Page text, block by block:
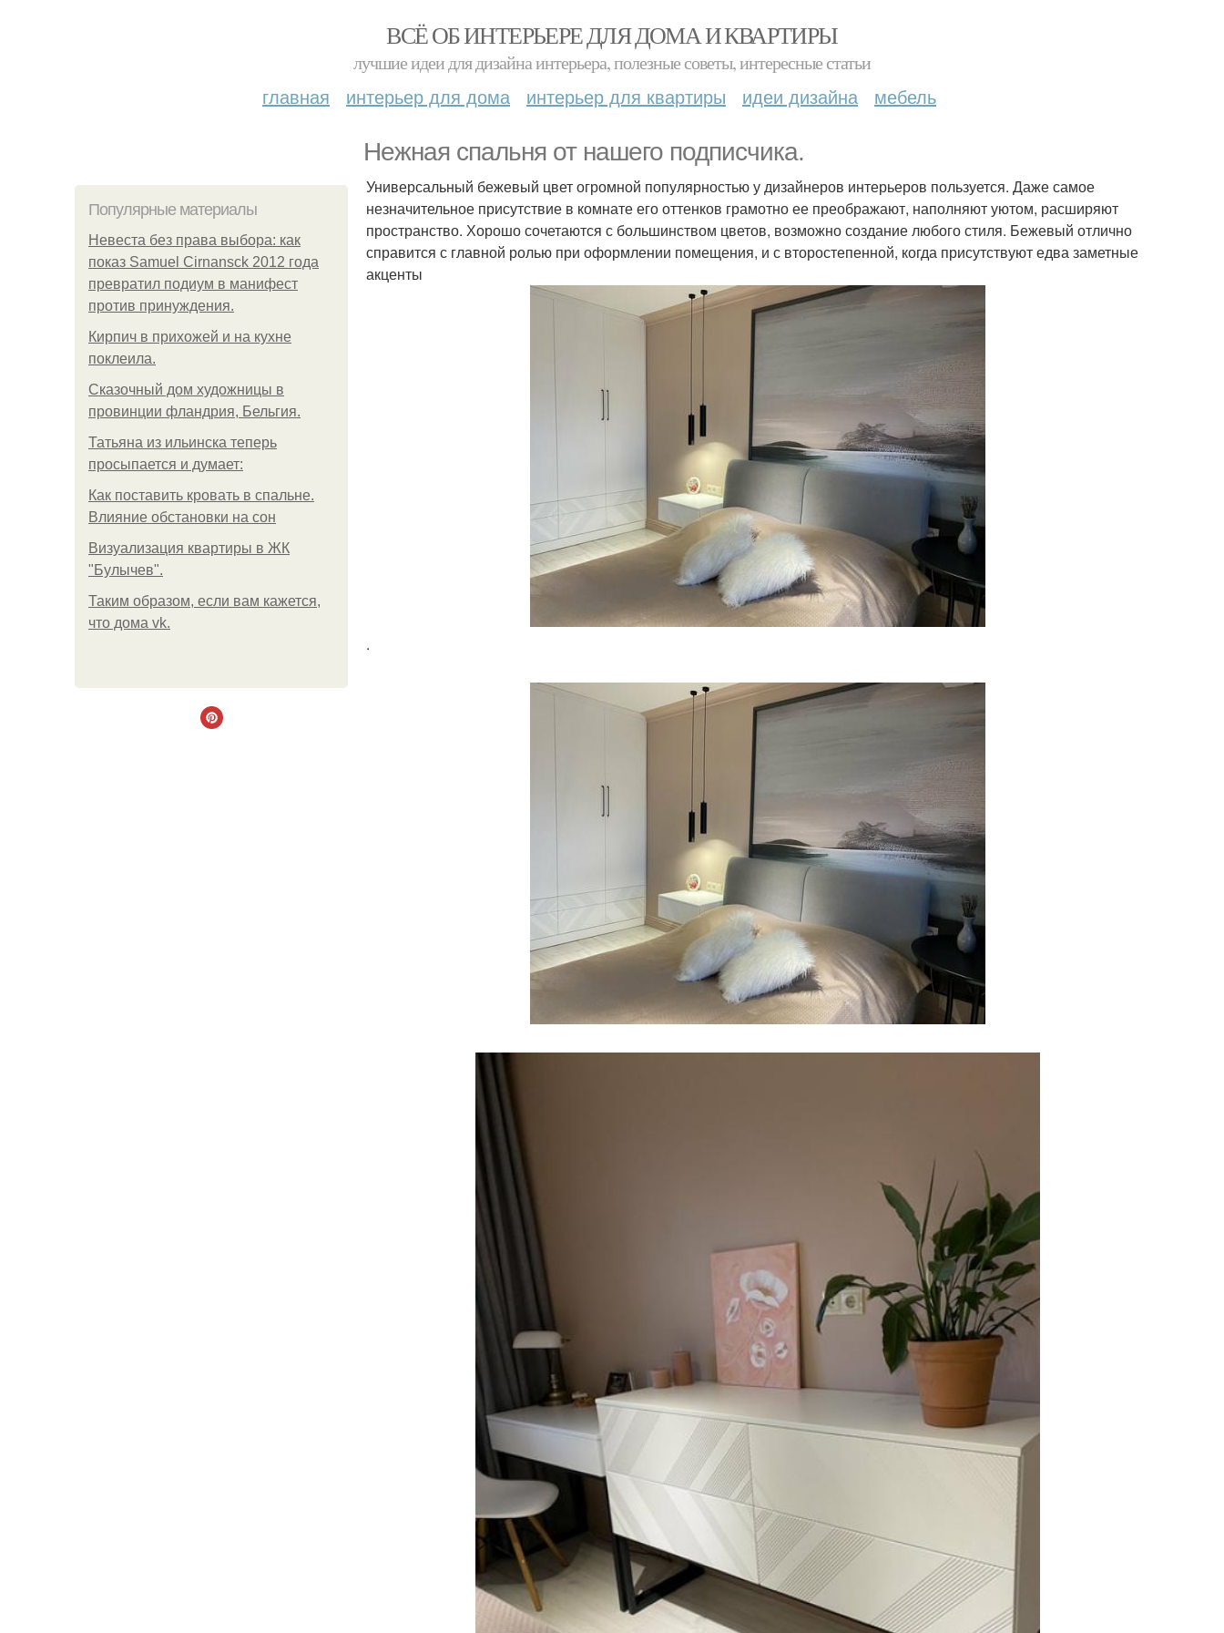
ВСЁ ОБ ИНТЕРЬЕРЕ ДЛЯ ДОМА И КВАРТИРЫ
лучшие идеи для дизайна интерьера, полезные советы, интересные статьи
главная интерьер для дома интерьер для квартиры идеи дизайна мебель
Нежная спальня от нашего подписчика.
Популярные материалы
Невеста без права выбора: как
показ Samuel Cirnansck 2012 года
превратил подиум в манифест
против принуждения.
Кирпич в прихожей и на кухне
поклеила.
Сказочный дом художницы в
провинции фландрия, Бельгия.
Татьяна из ильинска теперь
просыпается и думает:
Как поставить кровать в спальне.
Влияние обстановки на сон
Визуализация квартиры в ЖК
"Булычев".
Таким образом, если вам кажется,
что дома vk.
Универсальный бежевый цвет огромной популярностью у дизайнеров интерьеров пользуется. Даже самое
незначительное присутствие в комнате его оттенков грамотно ее преображают, наполняют уютом, расширяют
пространство. Хорошо сочетаются с большинством цветов, возможно создание любого стиля. Бежевый отлично
справится с главной ролью при оформлении помещения, и с второстепенной, когда присутствуют едва заметные
акценты
.